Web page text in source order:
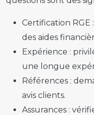
Certification
des aides
Expérience :
une longue
Références :
avis clients.
Assurances :